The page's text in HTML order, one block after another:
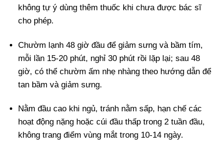
không tự ý dùng thêm thuốc khi chưa được bác sĩ
cho phép.
Chườm lạnh 48 giờ đầu để giảm sưng và bầm tím,
mỗi lần 15-20 phút, nghỉ 30 phút rồi lặp lại; sau 48
giờ, có thể chườm ấm nhẹ nhàng theo hướng dẫn để
tan bầm và giảm sưng.
Nằm đầu cao khi ngủ, tránh nằm sấp, hạn chế các
hoạt động nặng hoặc cúi đầu thấp trong 2 tuần đầu,
không trang điểm vùng mắt trong 10-14 ngày.